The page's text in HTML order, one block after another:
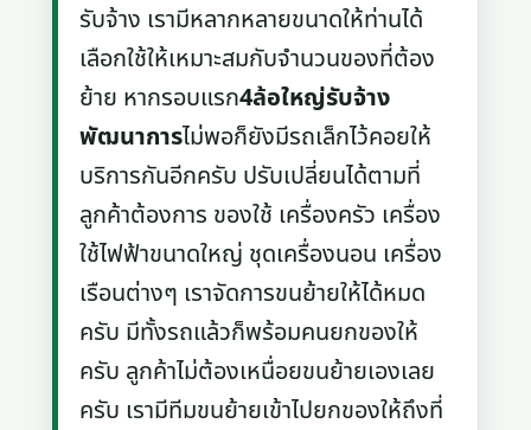
รับจ้าง เรามีหลากหลายขนาดให้ท่านได้
เลือกใช้ให้เหมาะสมกับจำนวนของที่ต้อง
ย้าย หากรอบแรก4ล้อใหญ่รับจ้าง
พัฒนาการไม่พอก็ยังมีรถเล็กไว้คอยให้
บริการกันอีกครับ ปรับเปลี่ยนได้ตามที่
ลูกค้าต้องการ ของใช้ เครื่องครัว เครื่อง
ใช้ไฟฟ้าขนาดใหญ่ ชุดเครื่องนอน เครื่อง
เรือนต่างๆ เราจัดการขนย้ายให้ได้หมด
ครับ มีทั้งรถแล้วก็พร้อมคนยกของให้
ครับ ลูกค้าไม่ต้องเหนื่อยขนย้ายเองเลย
ครับ เรามีทีมขนย้ายเข้าไปยกของให้ถึงที่